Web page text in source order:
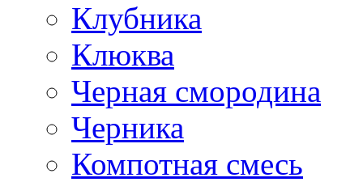
Клубника
Клюква
Черная смородина
Черника
Компотная смесь